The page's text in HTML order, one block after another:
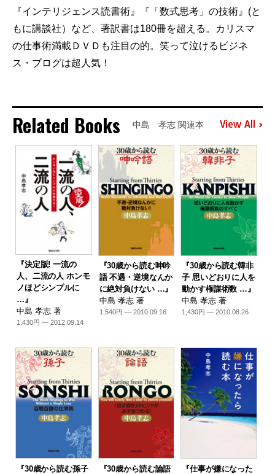
『インテリジェンス読書術』『「数式思考」の技術』(と
もに講談社）など、著訳書は180冊を超える。カリスマ
の仕事術満載ＤＶＤも注目の的。笑って泣けるビジネ
ス・ブログは超人気！
Related Books 中島 孝志 関連本 View All
『決定版! 一流の
人、二流の人 ホンモ
ノほどシンプルに
…』
中島 孝志 著
1,430円 — 2012.09.14
『30歳から読む呻吟
語 不遇・逆境なんか
に絶対負けない …』
中島 孝志 著
1,540円 — 2010.09.16
『30歳から読む韓非
子 思いどおりに人を
動かす権謀術数 …』
中島 孝志 著
1,430円 — 2010.08.26
『30歳から読む孫子
『30歳から読む論語
『仕事が嫌になった